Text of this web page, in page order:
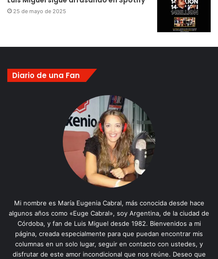
25 de mayo de 2025
Diario de una Fan
Mi nombre es María Eugenia Cabral, más conocida desde hace
algunos años como «Euge Cabral», soy Argentina, de la ciudad de
Córdoba, y fan de Luis Miguel desde 1982. Bienvenidos a mi
página, creada especialmente para que puedan encontrar mis
columnas en un solo lugar, seguir en contacto con ustedes, y
disfrutar de este amor incondicional que nos reúne. Deseo que